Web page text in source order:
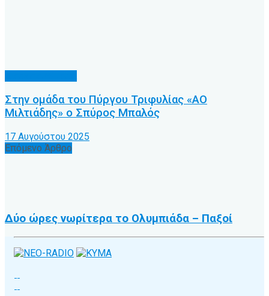
Στην ομάδα του Πύργου Τριφυλίας «ΑΟ
Μιλτιάδης» ο Σπύρος Μπαλός
17 Αυγούστου 2025
Επόμενο Άρθρο
Δύο ώρες νωρίτερα το Ολυμπιάδα – Παξοί